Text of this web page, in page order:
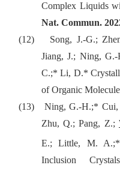
Complex Liquids
Nat. Commun.
(12)
Song, J.-G.;
Jiang, J.; Ning,
C.;* Li, D.*
of Organic
(13)
Ning, G.-H.;* Cui,
Zhu, Q.; Pang, Z.;
E.; Little, M.
Inclusion